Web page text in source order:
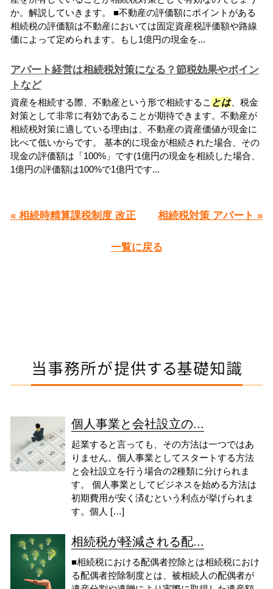
か。解説していきます。 ■不動産の評価額にポイントがある
相続税の評価額は不動産においては固定資産税評価額や路線
価によって定められます。もし1億円の現金を...
アパート経営は相続税対策になる？節税効果やポイン
トなど
資産を相続する際、不動産という形で相続するこ とは、税金
対策として非常に有効であることが期待できます。不動産が
相続税対策に適している理由は、不動産の資産価値が現金に
比べて低いからです。 基本的に現金が相続された場合、その
現金の評価額は「100%」です(1億円の現金を相続した場合、
1億円の評価額は100%で1億円です...
« 相続時精算課税制度 改正 相続税対策 アパート »
一覧に戻る
当事務所が提供する基礎知識
個人事業と会社設立の...
起業すると言っても、その方法は一つではあ
りません。個人事業としてスタートする方法
と会社設立を行う場合の2種類に分けられま
す。 個人事業としてビジネスを始める方法は
初期費用が安く済むという利点が挙げられま
す。個人 […]
相続税が軽減される配...
■相続税における配偶者控除とは相続税におけ
る配偶者控除制度とは、被相続人の配偶者が